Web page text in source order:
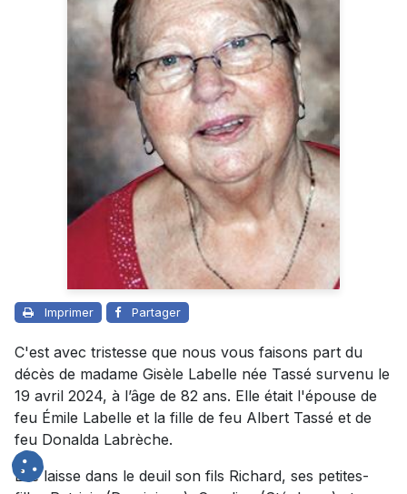
Imprimer Partager
C'est avec tristesse que nous vous faisons part du
décès de madame Gisèle Labelle née Tassé survenu le
19 avril 2024, à l’âge de 82 ans. Elle était l'épouse de
feu Émile Labelle et la fille de feu Albert Tassé et de
feu Donalda Labrèche.
Elle laisse dans le deuil son fils Richard, ses petites-